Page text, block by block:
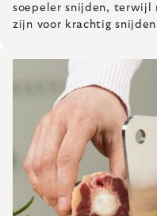
soepeler snijden, terwijl
zijn voor krachtig